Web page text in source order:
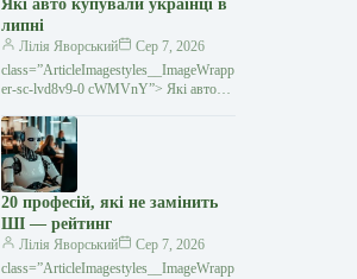
Які авто купували українці в
липні
Лілія Яворський
Сер 7, 2026
class=”ArticleImagestyles__ImageWrapp
er-sc-lvd8v9-0 cWMVnY”> Які авто
повідомив Укравтопром, у липні в
Україні було реалізовано 5754 тис
20 професій, які не замінить
ШІ — рейтинг
Лілія Яворський
Сер 7, 2026
class=”ArticleImagestyles__ImageWrapp